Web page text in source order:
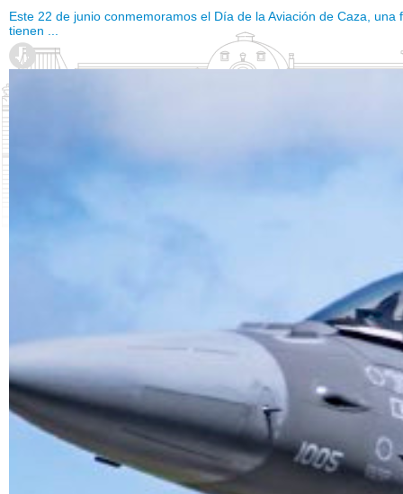
Este 22 de junio conmemoramos el Día de la Aviación de Caza,
tienen ...